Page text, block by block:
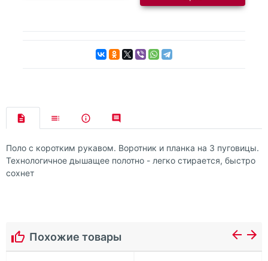
Поло с коротким рукавом. Воротник и планка на 3 пуговицы.
Технологичное дышащее полотно - легко стирается, быстро
сохнет
Похожие товары